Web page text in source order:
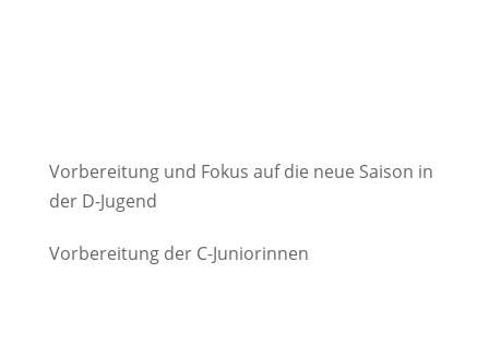
Vorbereitung und Fokus auf die neue Saison in
der D-Jugend
Vorbereitung der C-Juniorinnen